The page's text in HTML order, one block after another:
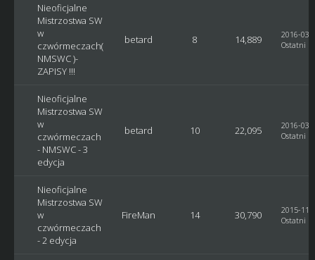
Nieoficjalne
Mistrzostwa SW
w
czwórmeczach(
NMSWC )-
ZAPISY !!!
betard 8 14,889
2016-03-
Ostatni
Nieoficjalne
Mistrzostwa SW
w
czwórmeczach
- NMSWC - 3
edycja
betard 10 22,095
2016-03-
Ostatni
Nieoficjalne
Mistrzostwa SW
w
czwórmeczach
- 2 edycja
FireMan 14 30,790
2015-11-
Ostatni